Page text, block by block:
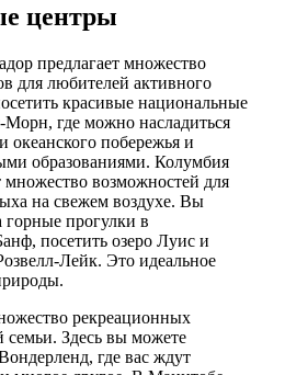
центры
предлагает множество
для любителей активного
красивые национальные
Морн, где можно насладиться
побережья и
образованиями. Колумбия
множество возможностей для
на свежем воздухе. Вы
горные прогулки в
посетить озеро Луис и
Лейк. Это идеальное
рекреационных
семьи. Здесь вы можете
где вас ждут